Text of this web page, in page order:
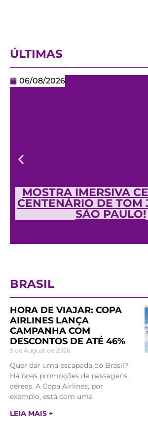
ÚLTIMAS
MOSTRA IMERSIVA
CENTENÁRIO DE TOM
SÃO PAULO!
06/08/2026
BRASIL
HORA DE VIAJAR: COPA
AIRLINES LANÇA
CAMPANHA COM
DESCONTOS DE ATÉ 46%
5 de August de 2026
Quer dar uma escapada do Brasil?
Há boas promoções de passagens
aéreas. A Copa Airlines, por
exemplo, está com uma
LEIA MAIS +